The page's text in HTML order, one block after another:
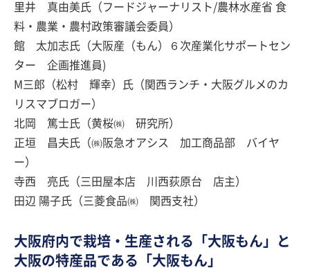
里井 真由美氏（フードジャーナリスト/農林水産省 食
料・農業・農村政策審議会委員）
館 太加志氏（大阪産（もん）６次産業化サポートセン
ター 企画推進員)
M三郎（松村 輝幸）氏（関西ランチ・大阪グルメのカ
リスマブロガー）
北岡 篤士氏（黄桜㈱ 研究所）
正垣 昌夫氏（㈱阪急オアシス 加工商品部 バイヤ
ー）
寺西 亮氏（三田屋本店 川西荻原台 店主）
田辺 陽子氏（三菱食品㈱ 関西支社）
大阪府内で栽培・生産される「大阪もん」と
大阪の特産品である「大阪もん」